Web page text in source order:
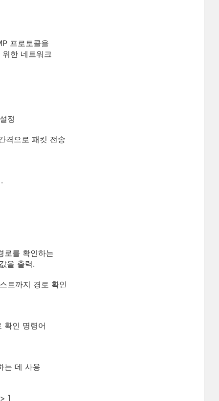
프로토콜을
한 네트워크
정
격으로 패킷 전송
로를 확인하는
을 출력.
트까지 경로 확인
확인 명령어
는 데 사용
]